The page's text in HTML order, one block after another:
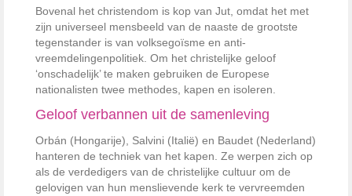
Bovenal het christendom is kop van Jut, omdat het met
zijn universeel mensbeeld van de naaste de grootste
tegenstander is van volksegoïsme en anti­
vreemdelingen­politiek. Om het christelijke geloof
‘onschadelijk’ te maken gebruiken de Europese
nationalisten twee methodes, kapen en isoleren.
Geloof verbannen uit de samenleving
Orbán (Hongarije), Salvini (Italië) en Baudet (Nederland)
hanteren de techniek van het kapen. Ze werpen zich op
als de verdedigers van de christelijke cultuur om de
gelovigen van hun menslievende kerk te vervreemden